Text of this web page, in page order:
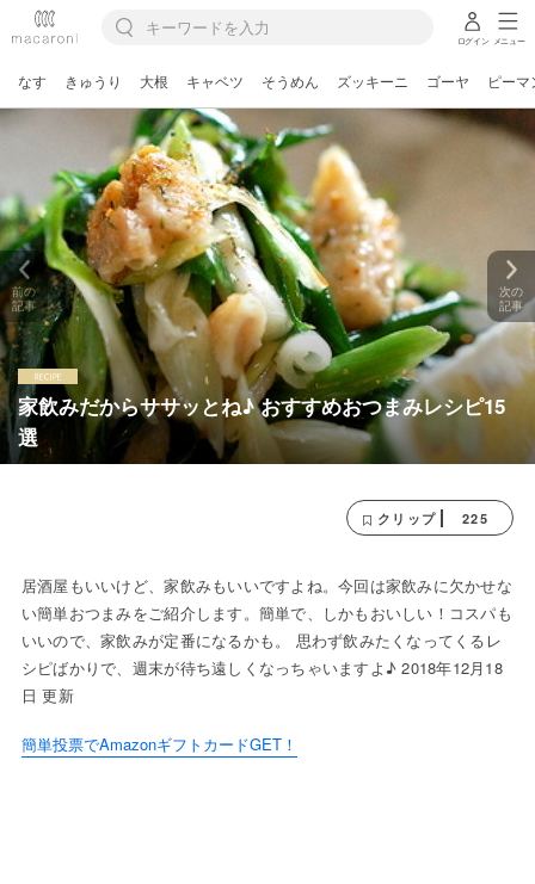
ログイン メニュー
なす きゅうり 大根 キャベツ そうめん ズッキーニ ゴーヤ ピーマ
家飲みだからササッとね♪ おすすめおつまみレシピ15
選
前の
記事
次の
記事
クリップ 225
居酒屋もいいけど、家飲みもいいですよね。今回は家飲みに欠かせな
い簡単おつまみをご紹介します。簡単で、しかもおいしい！コスパも
いいので、家飲みが定番になるかも。 思わず飲みたくなってくるレ
シピばかりで、週末が待ち遠しくなっちゃいますよ♪ 2018年12月18
日 更新
簡単投票でAmazonギフトカードGET！